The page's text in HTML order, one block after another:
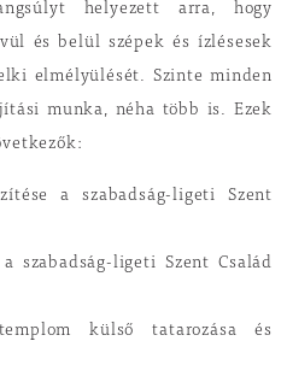
helyezett arra, hogy
és belül szépek és ízlésesek
elmélyülését. Szinte minden
munka, néha több is. Ezek
a szabadság-ligeti Szent
szabadság-ligeti Szent Család
külső tatarozása és